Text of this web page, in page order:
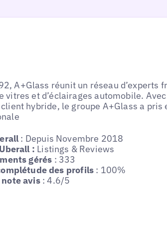
A+Glass réunit un réseau d’experts
vitres et d’éclairages automobile.
client hybride, le groupe A+Glass a
: Depuis Novembre 2018
: Listings & Reviews
gérés : 333
des profils : 100%
avis: 4.6/5